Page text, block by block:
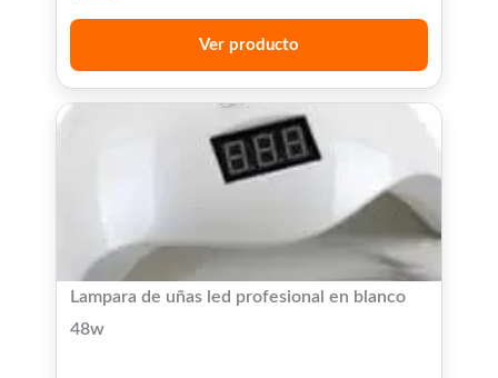
Ver producto
Lampara de uñas led profesional en blanco
48w